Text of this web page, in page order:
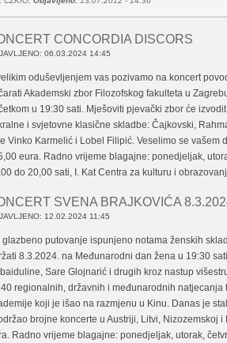
CONCORDIA DISCORS
06.03.2024 14:45
oduševljenjem vas pozivamo na koncert
Akademski zbor Filozofskog fakulteta u
u 19:30 sati. Mješoviti pjevački zbor će
i svjetovne klasične skladbe: Čajkovski,
Vinko Karmelić i Lobel Filipić. Veselimo se
eura. Radno vrijeme blagajne: ponedjeljak,
do 20,00 sati, I. Kat Centra za kulturu i
SVENA BRAJKOVIĆA
12.02.2024 11:45
glazbeno putovanje ispunjeno notama ženskih
8.3.2024. na Međunarodni dan žena u 19:30
Sare Glojnarić i drugih kroz nastup
regionalnih, državnih i međunarodnih
koji je išao na razmjenu u Kinu. Danas je
brojne koncerte u Austriji, Litvi, Nizozemskoj
Radno vrijeme blagajne: ponedjeljak, utorak,